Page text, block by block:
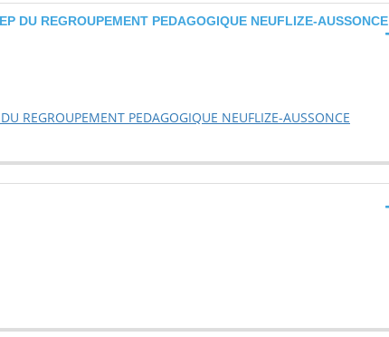
DU REGROUPEMENT PEDAGOGIQUE NEUFLIZE-AUSSONCE
REGROUPEMENT PEDAGOGIQUE NEUFLIZE-AUSSONCE